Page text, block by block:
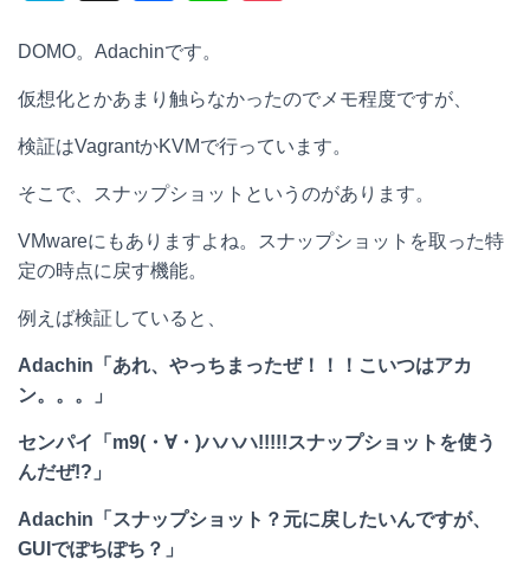
e
n
a
e
b
o
o
e k
DOMO。Adachinです。
仮想化とかあまり触らなかったのでメモ程度ですが、
検証はVagrantかKVMで行っています。
そこで、スナップショットというのがあります。
VMwareにもありますよね。スナップショットを取った特
定の時点に戻す機能。
例えば検証していると、
Adachin「あれ、やっちまったぜ！！！こいつはアカ
ン。。。」
センパイ「m9(・∀・)ハハハ!!!!!スナップショットを使う
んだぜ!?」
Adachin「スナップショット？元に戻したいんですが、
GUIでぽちぽち？」